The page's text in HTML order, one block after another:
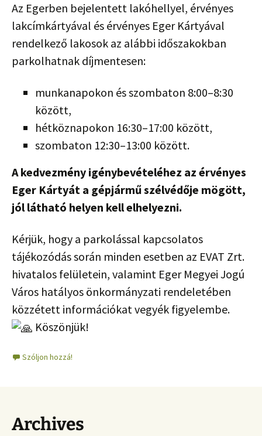
Az Egerben bejelentett lakóhellyel, érvényes
lakcímkártyával és érvényes Eger Kártyával
rendelkező lakosok az alábbi időszakokban
parkolhatnak díjmentesen:
munkanapokon és szombaton 8:00–8:30
között,
hétköznapokon 16:30–17:00 között,
szombaton 12:30–13:00 között.
A kedvezmény igénybevételéhez az érvényes
Eger Kártyát a gépjármű szélvédője mögött,
jól látható helyen kell elhelyezni.
Kérjük, hogy a parkolással kapcsolatos
tájékozódás során minden esetben az EVAT Zrt.
hivatalos felületein, valamint Eger Megyei Jogú
Város hatályos önkormányzati rendeletében
közzétett információkat vegyék figyelembe.
Köszönjük!
Szóljon hozzá!
Archives